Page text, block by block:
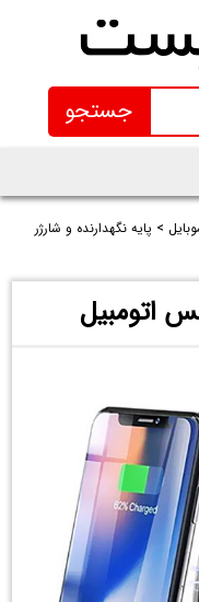
جستجو
> پایه نگهدارنده و شارژر
اتومبیل